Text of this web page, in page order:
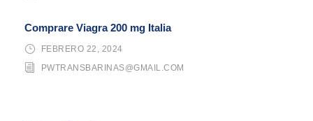
Comprare Viagra 200 mg Italia
FEBRERO 22, 2024
PWTRANSBARINAS@GMAIL.COM